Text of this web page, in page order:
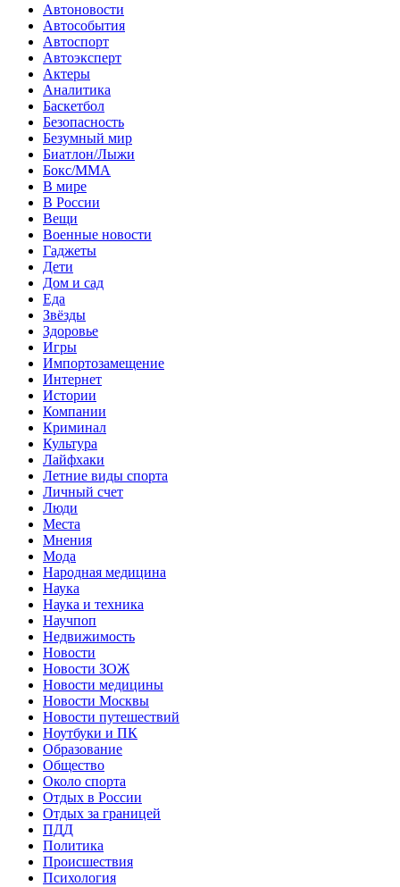
Автоновости
Автособытия
Автоспорт
Автоэксперт
Актеры
Аналитика
Баскетбол
Безопасность
Безумный мир
Биатлон/Лыжи
Бокс/MMA
В мире
В России
Вещи
Военные новости
Гаджеты
Дети
Дом и сад
Еда
Звёзды
Здоровье
Игры
Импортозамещение
Интернет
Истории
Компании
Криминал
Культура
Лайфхаки
Летние виды спорта
Личный счет
Люди
Места
Мнения
Мода
Народная медицина
Наука
Наука и техника
Научпоп
Недвижимость
Новости
Новости ЗОЖ
Новости медицины
Новости Москвы
Новости путешествий
Ноутбуки и ПК
Образование
Общество
Около спорта
Отдых в России
Отдых за границей
ПДД
Политика
Происшествия
Психология